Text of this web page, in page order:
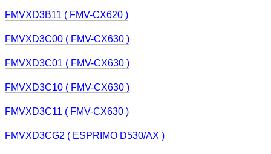
FMVXD3B11 ( FMV-CX620 )
FMVXD3C00 ( FMV-CX630 )
FMVXD3C01 ( FMV-CX630 )
FMVXD3C10 ( FMV-CX630 )
FMVXD3C11 ( FMV-CX630 )
FMVXD3CG2 ( ESPRIMO D530/AX )